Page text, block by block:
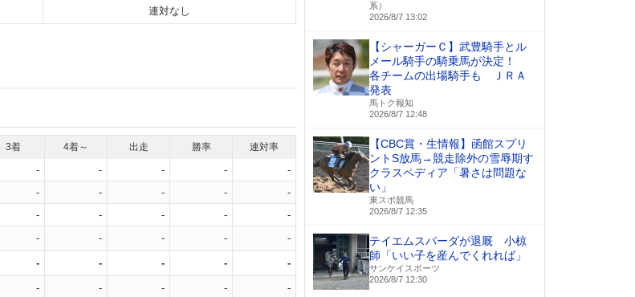
連対なし
3着 4着～ 出走 勝率 連対率
- - - -
-
- - - -
-
- - - -
-
- - - - -
- - - - -
- - - - -
系）
2026/8/7 13:02
【シャーガーＣ】武豊騎手とル
メール騎手の騎乗馬が決定！
各チームの出場騎手も ＪＲＡ
発表
馬トク報知
2026/8/7 12:48
【CBC賞・生情報】函館スプリ
ントS放馬→競走除外の雪辱期す
クラスペディア「暑さは問題な
い」
東スポ競馬
2026/8/7 12:35
テイエムスパーダが退厩 小椋
師「いい子を産んでくれれば」
サンケイスポーツ
2026/8/7 12:30